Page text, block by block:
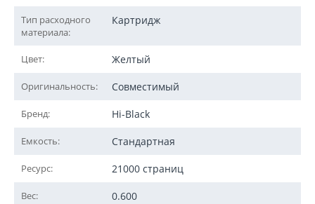
Тип расходного
материала:
Картридж
Цвет: Желтый
Оригинальность: Совместимый
Бренд: Hi-Black
Емкость: Стандартная
Ресурс: 21000 страниц
Вес: 0.600